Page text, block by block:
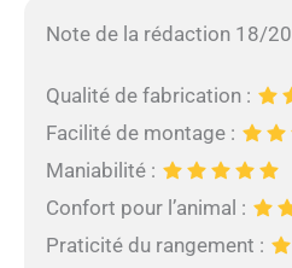
Note de la rédaction 18/20
Qualité de fabrication :
Facilité de montage :
Maniabilité :
Confort pour l’animal :
Praticité du rangement :